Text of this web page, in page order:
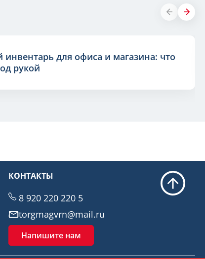
инвентарь для офиса и магазина: что
рукой
КОНТАКТЫ
8 920 220 220 5
torgmagvrn@mail.ru
Напишите нам